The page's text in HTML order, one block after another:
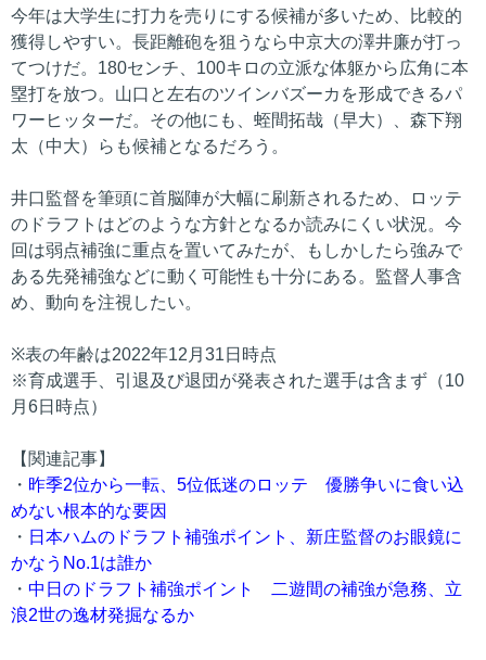
今年は大学生に打力を売りにする候補が多いため、比較的
獲得しやすい。長距離砲を狙うなら中京大の澤井廉が打っ
てつけだ。180センチ、100キロの立派な体躯から広角に本
塁打を放つ。山口と左右のツインバズーカを形成できるパ
ワーヒッターだ。その他にも、蛭間拓哉（早大）、森下翔
太（中大）らも候補となるだろう。
井口監督を筆頭に首脳陣が大幅に刷新されるため、ロッテ
のドラフトはどのような方針となるか読みにくい状況。今
回は弱点補強に重点を置いてみたが、もしかしたら強みで
ある先発補強などに動く可能性も十分にある。監督人事含
め、動向を注視したい。
※表の年齢は2022年12月31日時点
※育成選手、引退及び退団が発表された選手は含まず（10
月6日時点）
【関連記事】
・ 昨季2位から一転、5位低迷のロッテ 優勝争いに食い込
めない根本的な要因
・ 日本ハムのドラフト補強ポイント、新庄監督のお眼鏡に
かなうNo.1は誰か
・ 中日のドラフト補強ポイント 二遊間の補強が急務、立
浪2世の逸材発掘なるか